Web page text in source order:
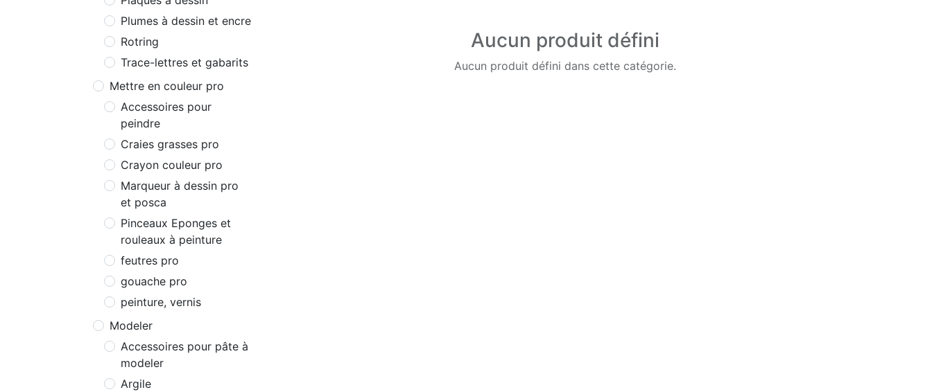
Plumes à dessin et encre
Rotring
Trace-lettres et gabarits
Mettre en couleur pro
Accessoires pour
peindre
Craies grasses pro
Crayon couleur pro
Marqueur à dessin pro
et posca
Pinceaux Eponges et
rouleaux à peinture
feutres pro
gouache pro
peinture, vernis
Modeler
Accessoires pour pâte à
modeler
Argile
Aucun produit défini
Aucun produit défini dans cette catégorie.